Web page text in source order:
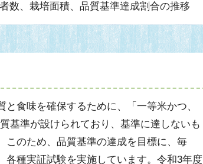
数、栽培面積、品質基準達成割合の推移
食味を確保するために、「一等米かつ、
基準が設けられており、基準に達しないも
このため、品質基準の達成を目標に、毎
種実証試験を実施しています。令和3年度